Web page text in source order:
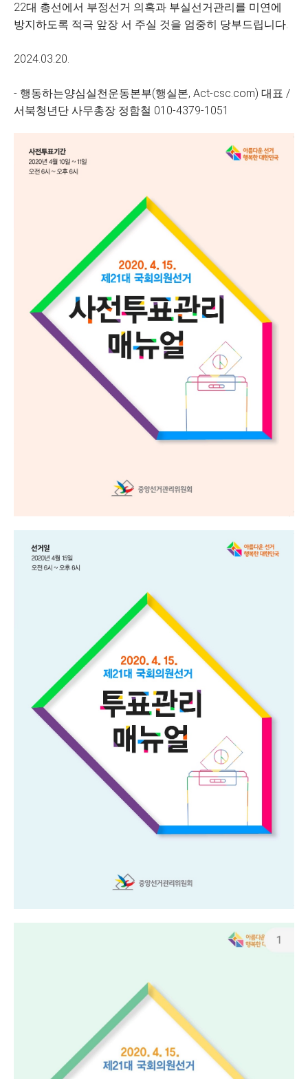
22대 총선에서 부정선거 의혹과 부실선거관리를 미연에
방지하도록 적극 앞장 서 주실 것을 엄중히 당부드립니다.
2024.03.20.
- 행동하는양심실천운동본부(행실본, Act-csc.com) 대표 /
서북청년단 사무총장 정함철 010-4379-1051